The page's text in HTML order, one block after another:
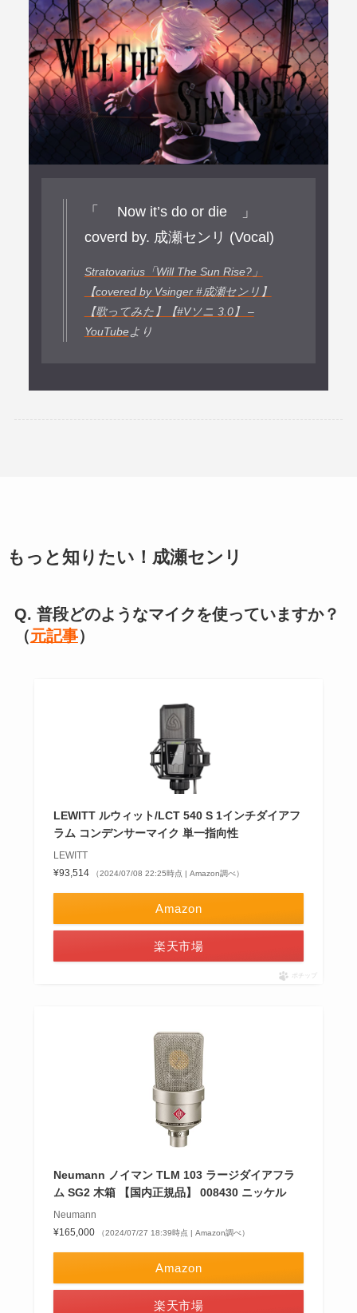
「 Now it’s do or die 」
coverd by. 成瀬センリ (Vocal)
Stratovarius「Will The Sun Rise?」
【covered by Vsinger #成瀬センリ】
【歌ってみた】【#Vソニ 3.0】 –
YouTubeより
もっと知りたい！成瀬センリ
Q. 普段どのようなマイクを使っていますか？
（元記事）
LEWITT ルウィット/LCT 540 S 1インチダイアフ
ラム コンデンサーマイク 単一指向性
LEWITT
¥93,514
（2024/07/08 22:25時点 | Amazon調べ）
Amazon
楽天市場
ポチップ
Neumann ノイマン TLM 103 ラージダイアフラ
ム SG2 木箱 【国内正規品】 008430 ニッケル
Neumann
¥165,000
（2024/07/27 18:39時点 | Amazon調べ）
Amazon
楽天市場